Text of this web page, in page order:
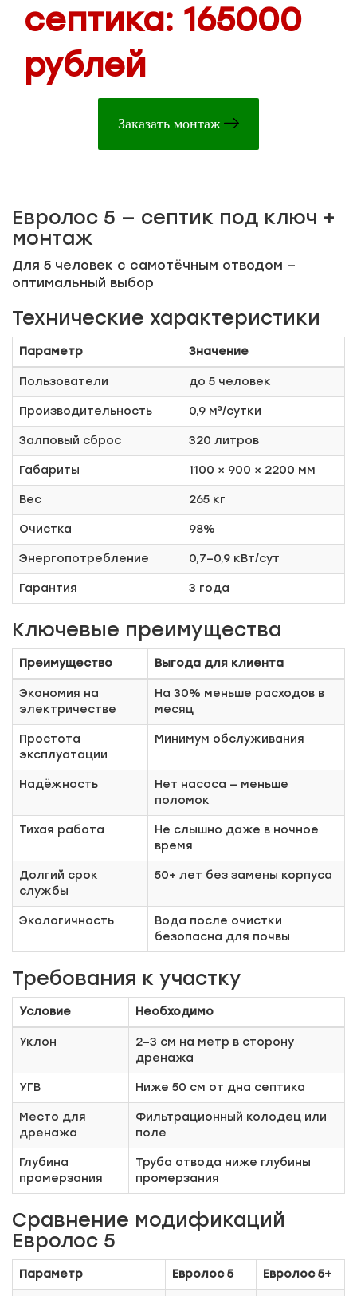
септика: 165000
рублей
Заказать монтаж
Евролос 5 — септик под ключ +
монтаж
Для 5 человек с самотёчным отводом —
оптимальный выбор
Технические характеристики
Параметр Значение
Пользователи до 5 человек
Производительность 0,9 м³/сутки
Залповый сброс 320 литров
Габариты 1100 × 900 × 2200 мм
Вес 265 кг
Очистка 98%
Энергопотребление 0,7–0,9 кВт/сут
Гарантия 3 года
Ключевые преимущества
Преимущество Выгода для клиента
Экономия на
электричестве
На 30% меньше расходов в
месяц
Простота
эксплуатации
Минимум обслуживания
Надёжность
Нет насоса — меньше
поломок
Тихая работа
Не слышно даже в ночное
время
Долгий срок
службы
50+ лет без замены корпуса
Экологичность
Вода после очистки
безопасна для почвы
Требования к участку
Условие Необходимо
Уклон
2–3 см на метр в сторону
дренажа
УГВ Ниже 50 см от дна септика
Место для
дренажа
Фильтрационный колодец или
поле
Глубина
промерзания
Труба отвода ниже глубины
промерзания
Сравнение модификаций
Евролос 5
Параметр Евролос 5 Евролос 5+